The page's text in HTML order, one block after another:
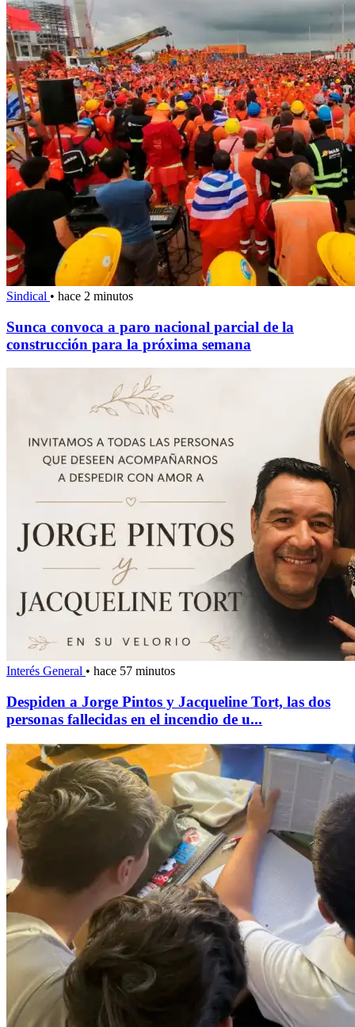
Sindical • hace 2 minutos
Sunca convoca a paro nacional parcial de la
construcción para la próxima semana
Interés General • hace 57 minutos
Despiden a Jorge Pintos y Jacqueline Tort, las dos
personas fallecidas en el incendio de u...